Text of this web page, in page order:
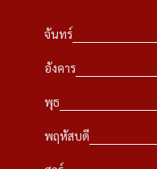
จันทร์
อังคาร
พุธ
พฤหัสบดี